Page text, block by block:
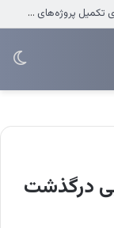
درگذشت